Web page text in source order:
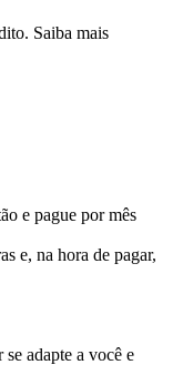
Saiba mais
e pague por mês
e, na hora de pagar,
adapte a você e